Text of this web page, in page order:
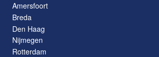
Amersfoort
Breda
Den Haag
Nijmegen
Rotterdam